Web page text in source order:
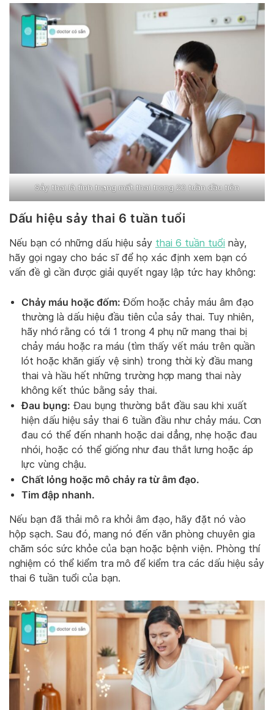
Sảy thai là tình trạng mất thai trong 20 tuần đầu tiên
Dấu hiệu sảy thai 6 tuần tuổi
Nếu bạn có những dấu hiệu sảy thai 6 tuần tuổi này,
hãy gọi ngay cho bác sĩ để họ xác định xem bạn có
vấn đề gì cần được giải quyết ngay lập tức hay không:
Chảy máu hoặc đốm: Đốm hoặc chảy máu âm đạo
thường là dấu hiệu đầu tiên của sảy thai. Tuy nhiên,
hãy nhớ rằng có tới 1 trong 4 phụ nữ mang thai bị
chảy máu hoặc ra máu (tìm thấy vết máu trên quần
lót hoặc khăn giấy vệ sinh) trong thời kỳ đầu mang
thai và hầu hết những trường hợp mang thai này
không kết thúc bằng sảy thai.
Đau bụng: Đau bụng thường bắt đầu sau khi xuất
hiện dấu hiệu sảy thai 6 tuần đầu như chảy máu. Cơn
đau có thể đến nhanh hoặc dai dẳng, nhẹ hoặc đau
nhói, hoặc có thể giống như đau thắt lưng hoặc áp
lực vùng chậu.
Chất lỏng hoặc mô chảy ra từ âm đạo.
Tim đập nhanh.
Nếu bạn đã thải mô ra khỏi âm đạo, hãy đặt nó vào
hộp sạch. Sau đó, mang nó đến văn phòng chuyên gia
chăm sóc sức khỏe của bạn hoặc bệnh viện. Phòng thí
nghiệm có thể kiểm tra mô để kiểm tra các dấu hiệu sảy
thai 6 tuần tuổi của bạn.